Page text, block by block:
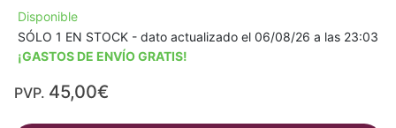
Disponible
SÓLO 1 EN STOCK - dato actualizado el 06/08/26 a las 23:03
¡GASTOS DE ENVÍO GRATIS!
PVP. 45,00€